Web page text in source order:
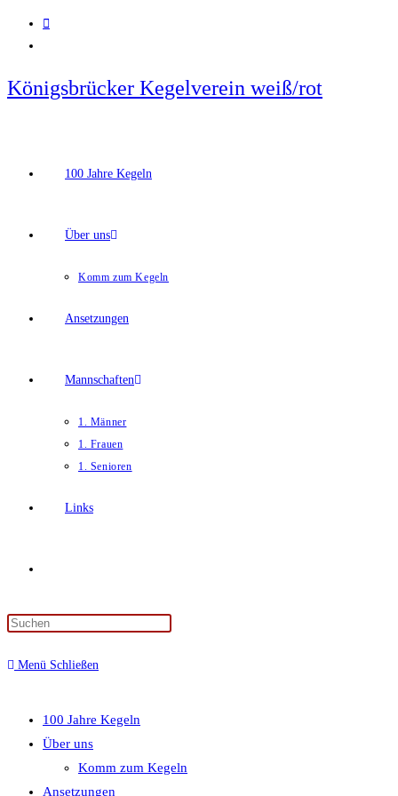
Zum
Inhalt
Königsbrücker Kegelverein weiß/rot
100 Jahre Kegeln
Über uns
Komm zum Kegeln
Ansetzungen
Mannschaften
1. Männer
1. Frauen
1. Senioren
Links
Suche
Menü Schließen
100 Jahre Kegeln
Über uns
Komm zum Kegeln
Ansetzungen